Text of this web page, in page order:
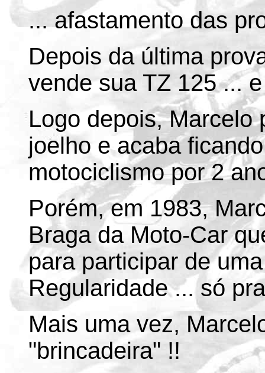
... afastamento das
Depois da última
vende sua TZ 125 ...
Logo depois, Marcelo
joelho e acaba
motociclismo por 2
Porém, em 1983,
Braga da Moto-Car
para participar de
Regularidade ... só
Mais uma vez,
"brincadeira" !!